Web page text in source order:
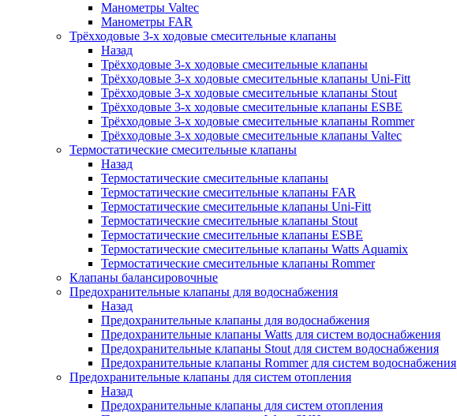
Манометры Valtec
Манометры FAR
Трёхходовые 3-х ходовые смесительные клапаны
Назад
Трёхходовые 3-х ходовые смесительные клапаны
Трёхходовые 3-х ходовые смесительные клапаны Uni-Fitt
Трёхходовые 3-х ходовые смесительные клапаны Stout
Трёхходовые 3-х ходовые смесительные клапаны ESBE
Трёхходовые 3-х ходовые смесительные клапаны Rommer
Трёхходовые 3-х ходовые смесительные клапаны Valtec
Термостатические смесительные клапаны
Назад
Термостатические смесительные клапаны
Термостатические смесительные клапаны FAR
Термостатические смесительные клапаны Uni-Fitt
Термостатические смесительные клапаны Stout
Термостатические смесительные клапаны ESBE
Термостатические смесительные клапаны Watts Aquamix
Термостатические смесительные клапаны Rommer
Клапаны балансировочные
Предохранительные клапаны для водоснабжения
Назад
Предохранительные клапаны для водоснабжения
Предохранительные клапаны Watts для систем водоснабжения
Предохранительные клапаны Stout для систем водоснабжения
Предохранительные клапаны Rommer для систем водоснабжения
Предохранительные клапаны для систем отопления
Назад
Предохранительные клапаны для систем отопления